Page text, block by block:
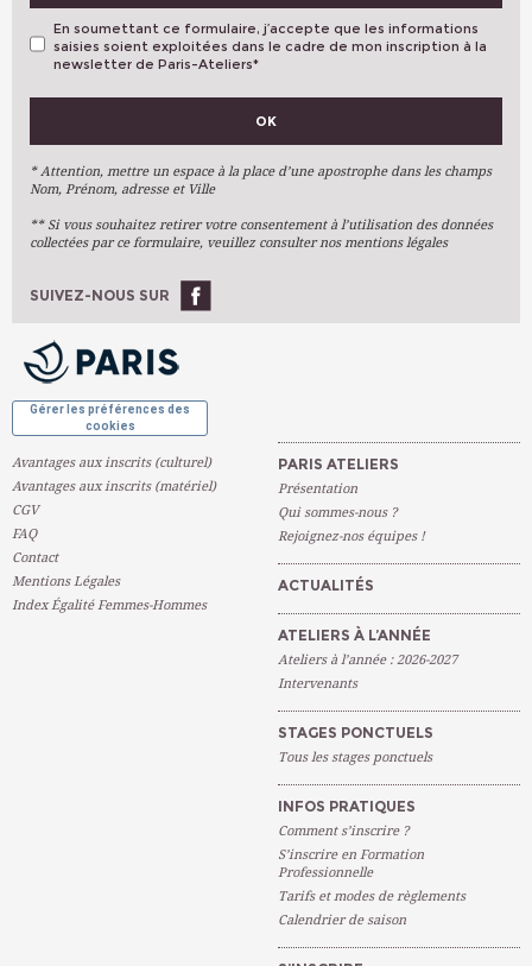
VOS PRÉFÉRENCES
Arts Plastiques
Arts Du Texte
Arts Numériques
Ateliers À L'année
En soumettant ce formulaire, j’accepte que les informations
saisies soient exploitées dans le cadre de mon inscription à la
newsletter de Paris-Ateliers*
OK
* Attention, mettre un espace à la place d’une apostrophe dans les champs
Nom, Prénom, adresse et Ville
** Si vous souhaitez retirer votre consentement à l’utilisation des données
collectées par ce formulaire, veuillez consulter nos mentions légales
SUIVEZ-NOUS SUR
Gérer les préférences des
cookies
Avantages aux inscrits (culturel)
Avantages aux inscrits (matériel)
CGV
FAQ
Contact
Mentions Légales
Index Égalité Femmes-Hommes
PARIS ATELIERS
Présentation
Qui sommes-nous ?
Rejoignez-nos équipes !
ACTUALITÉS
ATELIERS À L’ANNÉE
Ateliers à l’année : 2026-2027
Intervenants
STAGES PONCTUELS
Tous les stages ponctuels
INFOS PRATIQUES
Comment s’inscrire ?
S’inscrire en Formation
Professionnelle
Tarifs et modes de règlements
Calendrier de saison